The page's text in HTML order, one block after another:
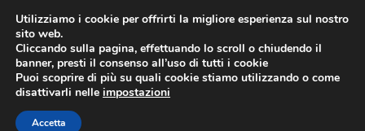
Vai
contenuto
Utilizziamo i cookie per offrirti la migliore esperienza sul nostro
sito web.
Cliccando sulla pagina, effettuando lo scroll o chiudendo il
banner, presti il consenso all’uso di tutti i cookie
Puoi scoprire di più su quali cookie stiamo utilizzando o come
disattivarli nelle impostazioni
Accetta